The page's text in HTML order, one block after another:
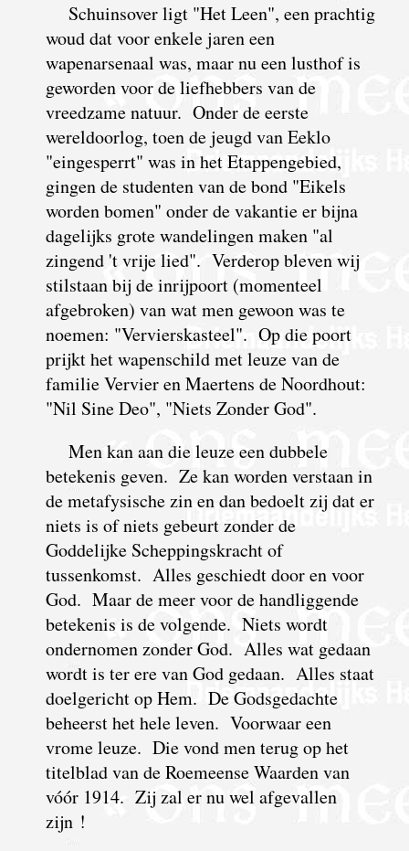
Schuinsover ligt "Het Leen", een prachtig
woud dat voor enkele jaren een
wapenarsenaal was, maar nu een lusthof is
geworden voor de liefhebbers van de
vreedzame natuur. Onder de eerste
wereldoorlog, toen de jeugd van Eeklo
"eingesperrt" was in het Etappengebied,
gingen de studenten van de bond "Eikels
worden bomen" onder de vakantie er bijna
dagelijks grote wandelingen maken "al
zingend 't vrije lied". Verderop bleven wij
stilstaan bij de inrijpoort (momenteel
afgebroken) van wat men gewoon was te
noemen: "Vervierskasteel". Op die poort
prijkt het wapenschild met leuze van de
familie Vervier en Maertens de Noordhout:
"Nil Sine Deo", "Niets Zonder God".
Men kan aan die leuze een dubbele
betekenis geven. Ze kan worden verstaan in
de metafysische zin en dan bedoelt zij dat er
niets is of niets gebeurt zonder de
Goddelijke Scheppingskracht of
tussenkomst. Alles geschiedt door en voor
God. Maar de meer voor de handliggende
betekenis is de volgende. Niets wordt
ondernomen zonder God. Alles wat gedaan
wordt is ter ere van God gedaan. Alles staat
doelgericht op Hem. De Godsgedachte
beheerst het hele leven. Voorwaar een
vrome leuze. Die vond men terug op het
titelblad van de Roemeense Waarden van
vóór 1914. Zij zal er nu wel afgevallen
zijn !